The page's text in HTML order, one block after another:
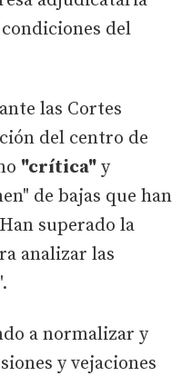
del
las Cortes
del centro de
"crítica" y
de bajas que han
superado la
analizar las
a normalizar y
y vejaciones